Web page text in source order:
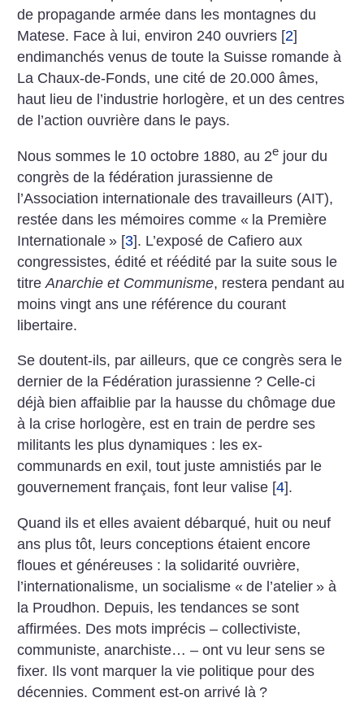
de propagande armée dans les montagnes du
Matese. Face à lui, environ 240 ouvriers [2]
endimanchés venus de toute la Suisse romande à
La Chaux-de-Fonds, une cité de 20.000 âmes,
haut lieu de l’industrie horlogère, et un des centres
de l’action ouvrière dans le pays.
Nous sommes le 10 octobre 1880, au 2e jour du
congrès de la fédération jurassienne de
l’Association internationale des travailleurs (AIT),
restée dans les mémoires comme « la Première
Internationale » [3]. L’exposé de Cafiero aux
congressistes, édité et réédité par la suite sous le
titreAnarchie et Communisme, restera pendant au
moins vingt ans une référence du courant
libertaire.
Se doutent-ils, par ailleurs, que ce congrès sera le
dernier de la Fédération jurassienne ? Celle-ci
déjà bien affaiblie par la hausse du chômage due
à la crise horlogère, est en train de perdre ses
militants les plus dynamiques : les ex-
communards en exil, tout juste amnistiés par le
gouvernement français, font leur valise [4].
Quand ils et elles avaient débarqué, huit ou neuf
ans plus tôt, leurs conceptions étaient encore
floues et généreuses : la solidarité ouvrière,
l’internationalisme, un socialisme « de l’atelier » à
la Proudhon. Depuis, les tendances se sont
affirmées. Des mots imprécis – collectiviste,
communiste, anarchiste… – ont vu leur sens se
fixer. Ils vont marquer la vie politique pour des
décennies. Comment est-on arrivé là ?